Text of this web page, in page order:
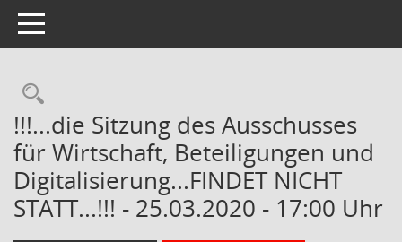
Toggle navigation
Rechercheauswahl
!!!...die Sitzung des Ausschusses
für Wirtschaft, Beteiligungen und
Digitalisierung...FINDET NICHT
STATT...!!! - 25.03.2020 - 17:00 Uhr